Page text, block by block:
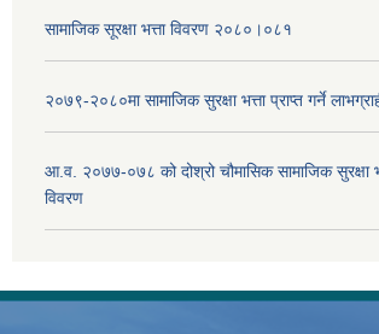
सामाजिक सूरक्षा भत्ता विवरण २०८०।०८१
२०७९-२०८०मा सामाजिक सुरक्षा भत्ता प्राप्त गर्ने
आ.व. २०७७-०७८ को दोश्रो चौमासिक सामाजिक सुरक्षा
विवरण